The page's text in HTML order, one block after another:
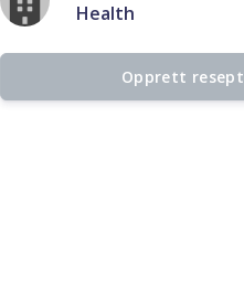
Health
Opprett resept